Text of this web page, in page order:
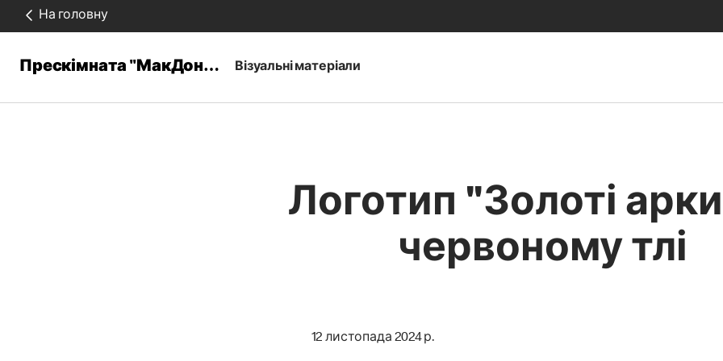
На головну
Прескімната "МакДональдз" Візуальні матеріали
Логотип "Золоті
червоному тлі
12 листопада 2024 р.